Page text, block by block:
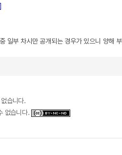
일부 차시만 공개되는 경우가 있으니 양해
습니다.
없습니다.